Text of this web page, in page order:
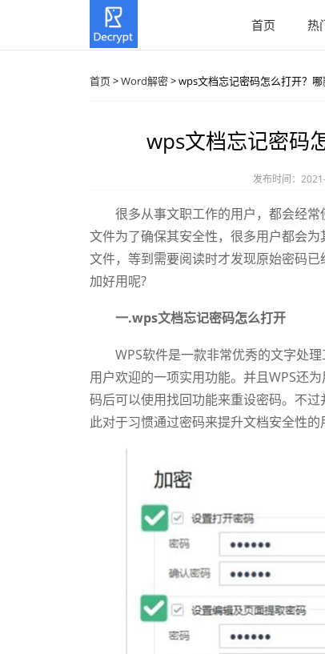
首页 热
首页>Word解密> wps文档忘记密码怎么打开？哪
wps文档忘记密码
发布时间：
很多从事文职工作的用户，都会经常
文件为了确保其安全性，很多用户都会
文件，等到需要阅读时才发现原始密码
加好用呢?
一.wps文档忘记密码怎么打开
WPS软件是一款非常优秀的文字处理
用户欢迎的一项实用功能。并且WPS还
码后可以使用找回功能来重设密码。不
此对于习惯通过密码来提升文档安全性